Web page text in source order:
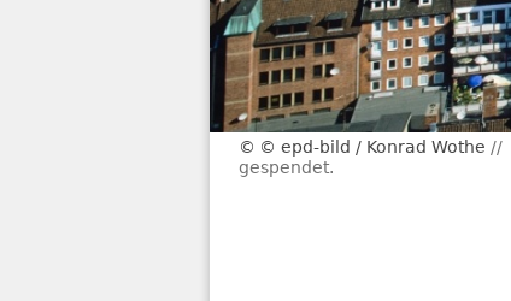
© epd-bild / Konrad Wothe
gespendet.